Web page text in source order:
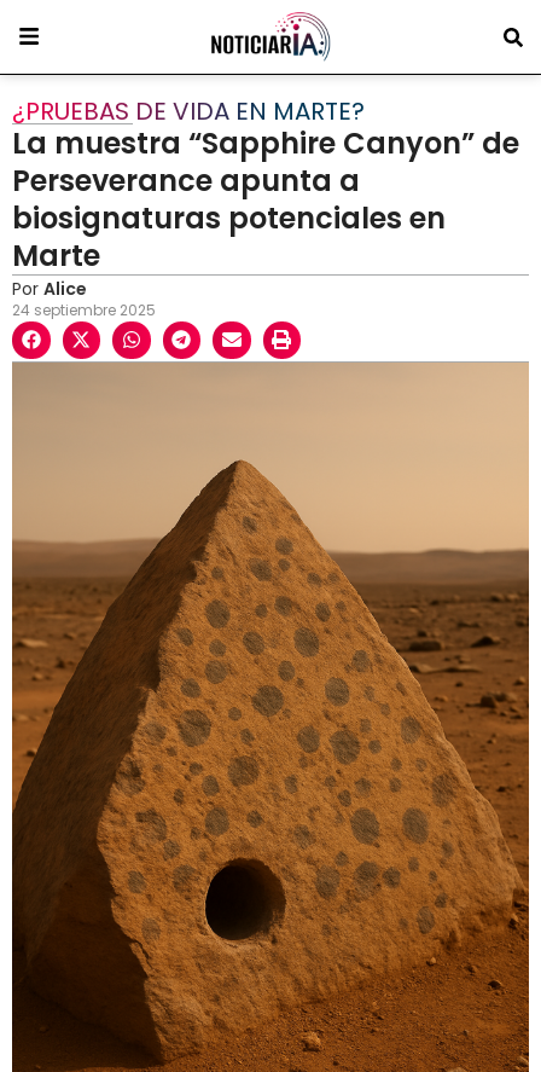
¿PRUEBAS DE VIDA EN MARTE?
La muestra “Sapphire Canyon” de
Perseverance apunta a
biosignaturas potenciales en
Marte
Por Alice
24 septiembre 2025